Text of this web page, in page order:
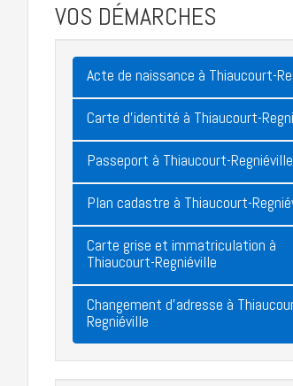
VOS DÉMARCHES
Acte de naissance à Thiaucourt-
Carte d'identité à Thiaucourt-
Passeport à Thiaucourt-Regniéville
Plan cadastre à Thiaucourt-
Carte grise et immatriculation à
Thiaucourt-Regniéville
Changement d'adresse à
Regniéville